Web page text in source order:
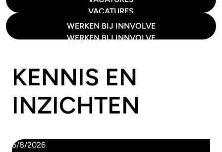
VACATURES
WERKEN BIJ INNVOLVE
WERKEN BIJ INNVOLVE
KENNIS EN
INZICHTEN
6/8/2026